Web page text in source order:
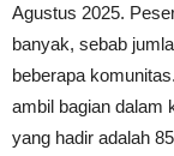
Agustus 2025.
banyak, sebab
beberapa
ambil bagian dalam
yang hadir adalah